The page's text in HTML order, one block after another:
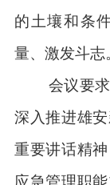
的土壤和条
量、激发斗志
会议要
深入推进雄
重要讲话精
应急管理职